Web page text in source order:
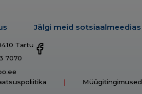
Tartu
7070
Jälgi meid sotsiaalmeedias
Müügitingimused